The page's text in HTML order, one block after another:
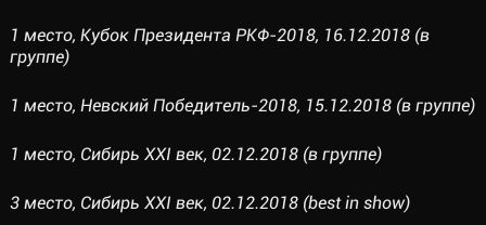
1 место, Кубок Президента РКФ-2018, 16.12.2018 (в
группе)
1 место, Невский Победитель-2018, 15.12.2018 (в группе)
1 место, Сибирь XXI век, 02.12.2018 (в группе)
3 место, Сибирь XXI век, 02.12.2018 (best in show)